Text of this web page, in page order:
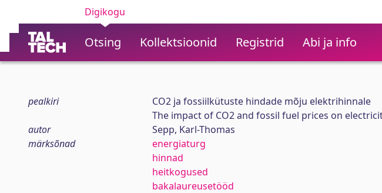
Digikogu
Otsing Kollektsioonid Registrid Abi ja info
pealkiri
CO2 ja fossiilkütuste hindade mõju elektrihinnale
The impact of CO2 and fossil fuel prices on
autor
Sepp, Karl-Thomas
märksõnad
energiaturg
hinnad
heitkogused
bakalaureusetööd